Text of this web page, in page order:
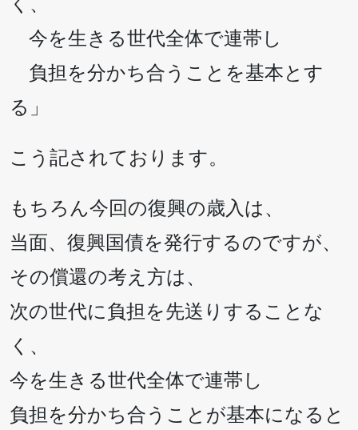
今を生きる世代全体で連帯し
負担を分かち合うことを基本とす
る」
こう記されております。
もちろん今回の復興の歳入は、
当面、復興国債を発行するのですが、
その償還の考え方は、
次の世代に負担を先送りすることな
く、
今を生きる世代全体で連帯し
負担を分かち合うことが基本になると